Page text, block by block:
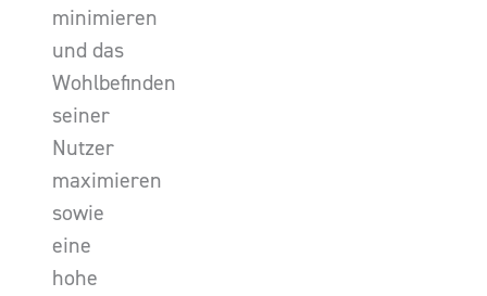
minimieren
und das
Wohlbefinden
seiner
Nutzer
maximieren
sowie
eine
hohe